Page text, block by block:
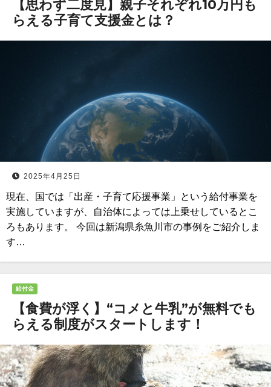
【思わず二度見】親子それぞれ10万円も
らえる子育て支援金とは？
2025年4月25日
現在、国では「出産・子育て応援事業」という給付事業を
実施していますが、自治体によっては上乗せしているとこ
ろもあります。 今回は新潟県糸魚川市の事例をご紹介しま
す…
給付金
【食費が浮く】“コメと牛乳”が無料でも
らえる制度がスタートします！